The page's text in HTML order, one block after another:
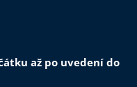
až po uvedení do